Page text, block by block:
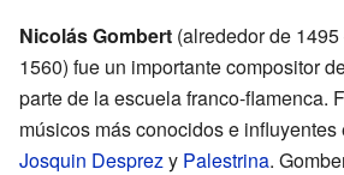
Nicolás Gombert (alrededor de
1560) fue un importante compositor
parte de la escuela franco-flamenca.
músicos más conocidos e
Josquin Desprezy Palestrina.